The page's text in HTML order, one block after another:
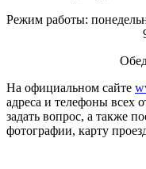
Режим работы:
На официальном сайте
адреса и телефоны всех
задать вопрос, а также
фотографии, карту